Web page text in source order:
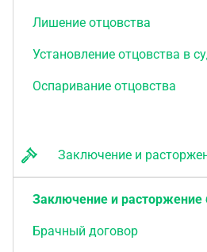
Лишение отцовства
Установление отцовства в
Оспаривание отцовства
Заключение и
Заключение и расторжение
Брачный договор